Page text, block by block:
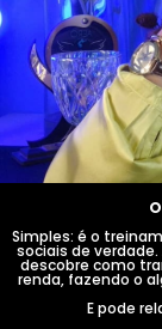
Simples: é o
sociais de
descobre como
renda, fazendo o
E pode